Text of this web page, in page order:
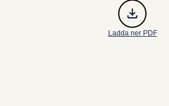
Ladda ner PDF